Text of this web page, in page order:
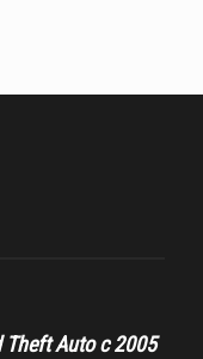
Theft Auto с 2005